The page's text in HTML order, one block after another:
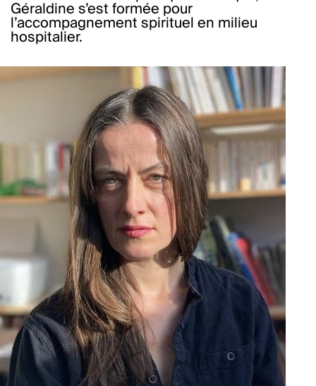
Géraldine s’est formée pour
l’accompagnement spirituel en milieu
hospitalier.